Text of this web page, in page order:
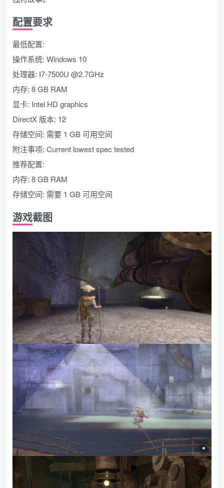
配置要求
最低配置:
操作系统: Windows 10
处理器: I7-7500U @2.7GHz
内存: 8 GB RAM
显卡: Intel HD graphics
DirectX 版本: 12
存储空间: 需要 1 GB 可用空间
附注事项: Current lowest spec tested
推荐配置:
内存: 8 GB RAM
存储空间: 需要 1 GB 可用空间
游戏截图